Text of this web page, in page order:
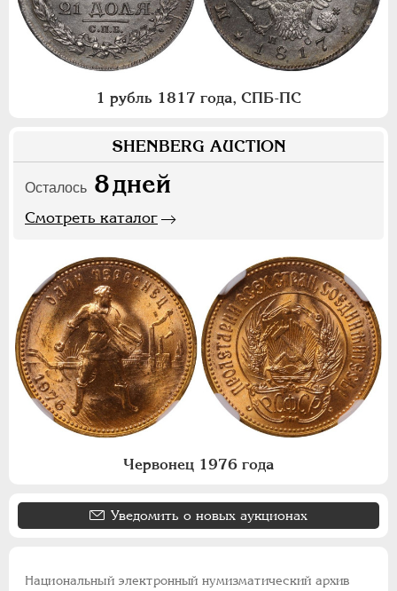
1 рубль 1817 года, СПБ-ПС
SHENBERG AUCTION
Осталось 8дней
Смотреть каталог
Червонец 1976 года
Уведомить о новых аукционах
Национальный электронный нумизматический архив